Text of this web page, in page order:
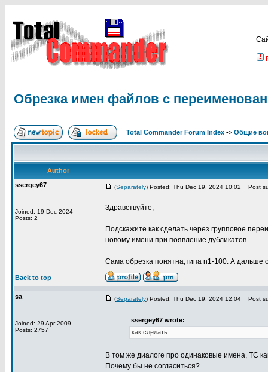
Обрезка имен файлов с
Total Commander Forum Index -> Общие
Author
ssergey67
Joined: 19 Dec 2024
Posts: 2
(Separately) Posted: Thu Dec 19, 2024 10:02 Post
Здравствуйте,
Подскажите как сделать через групповое
новому имени при появление дубликатов
Сама обрезка понятна,типа n1-100. А дальше
Back to top
sa
Joined: 29 Apr 2009
Posts: 2757
(Separately) Posted: Thu Dec 19, 2024 12:04 Post
ssergey67 wrote:
как сделать
В том же диалоге про одинаковые имена, TC
Почему бы не согласиться?